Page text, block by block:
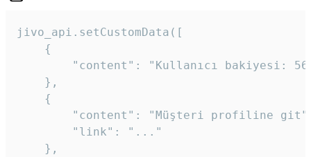
jivo_api.setCustomData([
    {
"content": "Kullanıcı bakiyesi:
    },
    {
"content": "Müşteri profiline
        "link": "..."
    },